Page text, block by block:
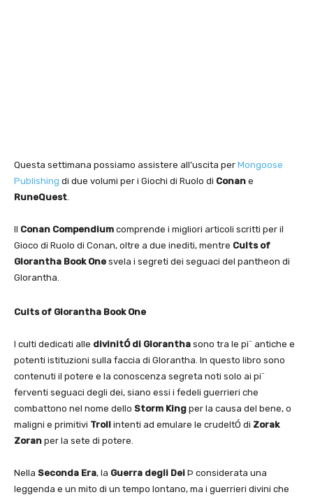
Questa settimana possiamo assistere all’uscita per Mongoose
Publishing di due volumi per i Giochi di Ruolo di Conan e
RuneQuest.
Il Conan Compendium comprende i migliori articoli scritti per il
Gioco di Ruolo di Conan, oltre a due inediti, mentre Cults of
Glorantha Book One svela i segreti dei seguaci del pantheon di
Glorantha.
Cults of Glorantha Book One
I culti dedicati alle divinitÓ di Glorantha sono tra le pi¨ antiche e
potenti istituzioni sulla faccia di Glorantha. In questo libro sono
contenuti il potere e la conoscenza segreta noti solo ai pi¨
ferventi seguaci degli dei, siano essi i fedeli guerrieri che
combattono nel nome dello Storm King per la causa del bene, o
maligni e primitivi Troll intenti ad emulare le crudeltÓ di Zorak
Zoran per la sete di potere.
Nella Seconda Era, la Guerra degli Dei Þ considerata una
leggenda e un mito di un tempo lontano, ma i guerrieri divini che